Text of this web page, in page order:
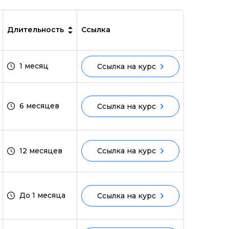
Длительность Ссылка
1 месяц Ссылка на курс
6 месяцев Ссылка на курс
12 месяцев Ссылка на курс
До 1 месяца Ссылка на курс